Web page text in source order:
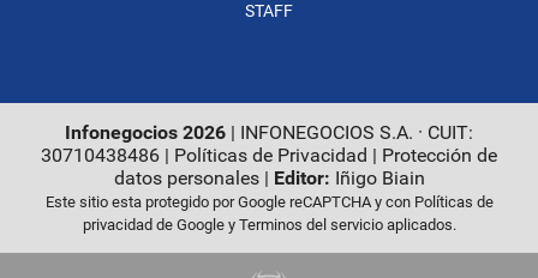
STAFF
Infonegocios 2026 | INFONEGOCIOS S.A. · CUIT:
30710438486 | Políticas de Privacidad | Protección de
datos personales| Editor: Iñigo Biain
Este sitio esta protegido por Google reCAPTCHA y con Políticas de
privacidad de Googley Terminos del servicioaplicados.